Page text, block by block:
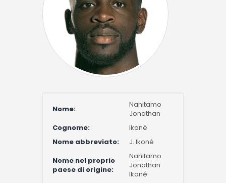
Serie A
Nome:
Nanitamo
Jonathan
Cognome:
Ikoné
Nome abbreviato:
J. Ikoné
Nome nel proprio
paese di origine:
Nanitamo
Jonathan
Ikoné